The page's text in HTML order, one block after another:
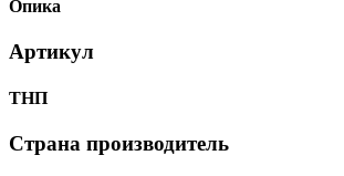
Опика
Артикул
ТНП
Страна производитель